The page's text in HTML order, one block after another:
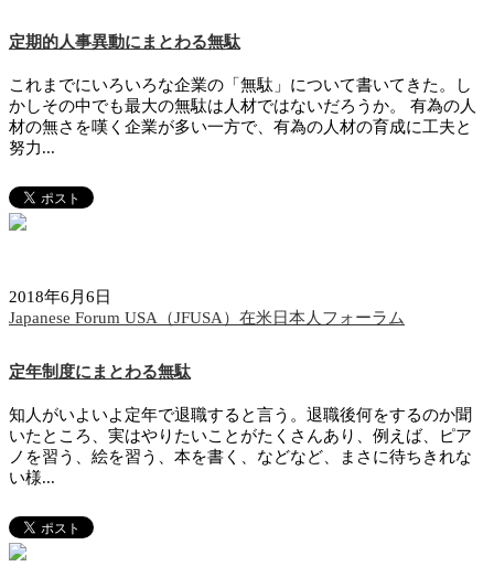
定期的人事異動にまとわる無駄
これまでにいろいろな企業の「無駄」について書いてきた。し
かしその中でも最大の無駄は人材ではないだろうか。 有為の人
材の無さを嘆く企業が多い一方で、有為の人材の育成に工夫と
努力...
2018年6月6日
Japanese Forum USA（JFUSA）在米日本人フォーラム
定年制度にまとわる無駄
知人がいよいよ定年で退職すると言う。退職後何をするのか聞
いたところ、実はやりたいことがたくさんあり、例えば、ピア
ノを習う、絵を習う、本を書く、などなど、まさに待ちきれな
い様...